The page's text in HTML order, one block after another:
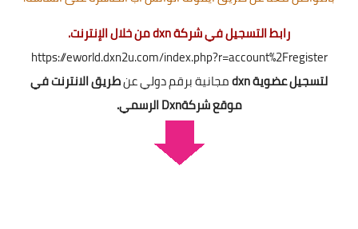
رابط التسجيل في شركة dxn من خلال الإنترنت.
https://eworld.dxn2u.com/index.php?r=account%2Fregister
لتسجيل عضوية dxn
مجانية برقم دولي عنطريق الانترنت في
موقع شركةDxn الرسمي.